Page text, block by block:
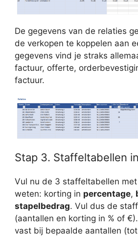
De gegevens van de relaties
de verkopen te koppelen aan
gegevens vind je straks
factuur, offerte,
factuur.
Stap 3. Staffeltabellen
Vul nu de 3 staffeltabellen
weten: korting in percentage,
stapelbedrag. Vul dus de
(aantallen en korting in % of
vast bij bepaalde aantallen